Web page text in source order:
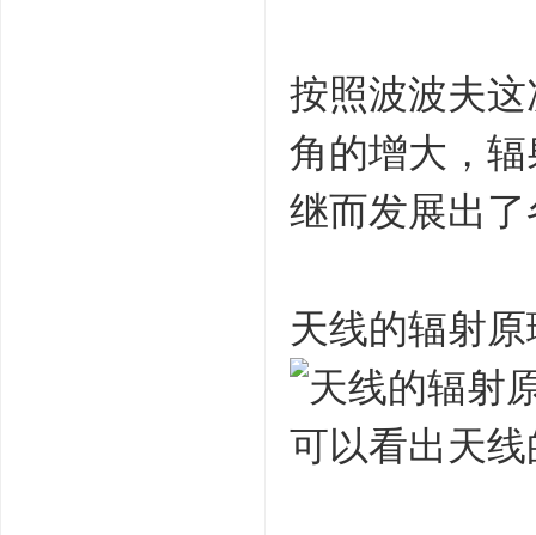
按照波波夫
角的增大，
继而发展出
天线的辐射原
可以看出天